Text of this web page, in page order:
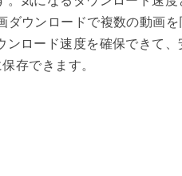
ダウンロードで複数の動画を
ンロード速度を確保できて、
存できます。